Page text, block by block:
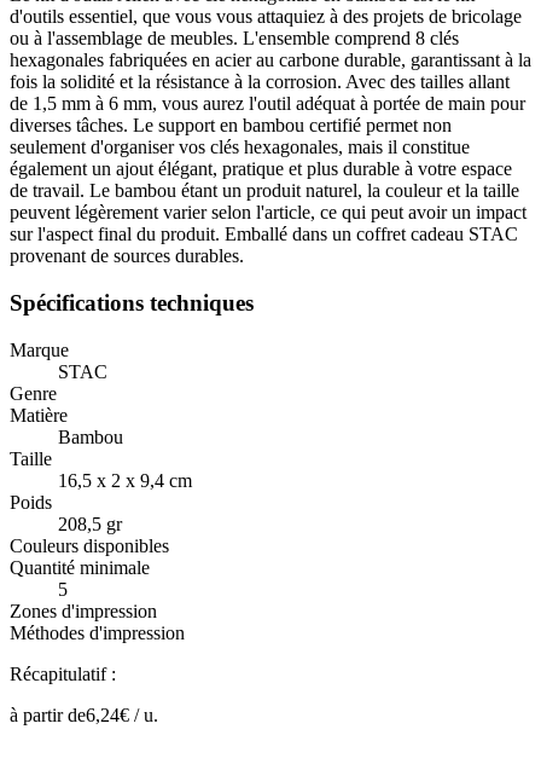
d'outils essentiel, que vous vous attaquiez à des projets de bricolage
ou à l'assemblage de meubles. L'ensemble comprend 8 clés
hexagonales fabriquées en acier au carbone durable, garantissant à la
fois la solidité et la résistance à la corrosion. Avec des tailles allant
de 1,5 mm à 6 mm, vous aurez l'outil adéquat à portée de main pour
diverses tâches. Le support en bambou certifié permet non
seulement d'organiser vos clés hexagonales, mais il constitue
également un ajout élégant, pratique et plus durable à votre espace
de travail. Le bambou étant un produit naturel, la couleur et la taille
peuvent légèrement varier selon l'article, ce qui peut avoir un impact
sur l'aspect final du produit. Emballé dans un coffret cadeau STAC
provenant de sources durables.
Spécifications techniques
Marque
STAC
Genre
Matière
Bambou
Taille
16,5 x 2 x 9,4 cm
Poids
208,5 gr
Couleurs disponibles
Quantité minimale
5
Zones d'impression
Méthodes d'impression
Récapitulatif :
à partir de6,24€ /u.